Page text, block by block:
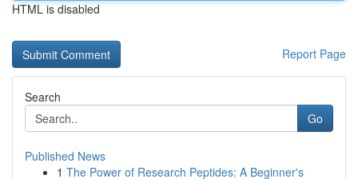
HTML is disabled
Report Page
Search
Go
Published News
1 The Power of Research Peptides: A Beginner's